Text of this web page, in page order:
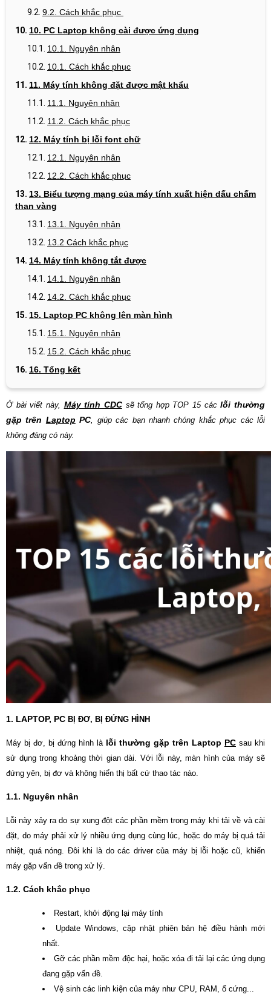
9.2. Cách khắc phục
10. PC Laptop không cài được ứng dụng
10.1. Nguyên nhân
10.1. Cách khắc phục
11. Máy tính không đặt được mật khẩu
11.1. Nguyên nhân
11.2. Cách khắc phục
12. Máy tính bị lỗi font chữ
12.1. Nguyên nhân
12.2. Cách khắc phục
13. Biểu tượng mạng của máy tính xuất hiện dấu chấm
than vàng
13.1. Nguyên nhân
13.2 Cách khắc phục
14. Máy tính không tắt được
14.1. Nguyên nhân
14.2. Cách khắc phục
15. Laptop PC không lên màn hình
15.1. Nguyên nhân
15.2. Cách khắc phục
16. Tổng kết
Ở bài viết này, Máy tính CDCsẽ tổng hợp TOP 15 cáclỗi thường
gặp trên Laptop PC, giúp các bạn nhanh chóng khắc phục các lỗi
không đáng có này.
1. LAPTOP, PC BỊ ĐƠ, BỊ ĐỨNG HÌNH
Máy bị đơ, bị đứng hình là lỗi thường gặp trên Laptop PC sau khi
sử dụng trong khoảng thời gian dài. Với lỗi này, màn hình của máy sẽ
đứng yên, bị đơ và không hiển thị bất cứ thao tác nào.
1.1. Nguyên nhân
Lỗi này xảy ra do sự xung đột các phần mềm trong máy khi tải về và cài
đặt, do máy phải xử lý nhiều ứng dụng cùng lúc, hoặc do máy bị quá tải
nhiệt, quá nóng. Đôi khi là do các driver của máy bị lỗi hoặc cũ, khiến
máy gặp vấn đề trong xử lý.
1.2. Cách khắc phục
Restart, khởi động lại máy tính
Update Windows, cập nhật phiên bản hệ điều hành mới
nhất.
Gỡ các phần mềm độc hại, hoặc xóa đi tải lại các ứng dụng
đang gặp vấn đề.
Vệ sinh các linh kiện của máy như CPU, RAM, ổ cứng...